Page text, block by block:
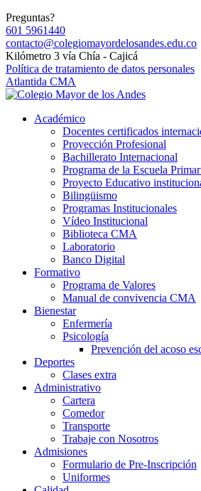
Preguntas?
601 5961440
contacto@colegiomayordelosandes.edu.co
Kilómetro 3 vía Chía - Cajicá
Política de tratamiento de datos personales
Atlantida CMA
Académico
Docentes certificados
Proyección Profesional
Bachillerato Internacional
Programa de la Escuela
Proyecto Educativo
Bilingüismo
Programas Institucionales
Vídeo Institucional
Biblioteca CMA
Laboratorio
Banco Digital
Formativo
Programa de Valores
Manual de convivencia CMA
Bienestar
Enfermería
Psicología
Prevención del acoso
Deportes
Clases extra
Administrativo
Cartera
Comedor
Transporte
Trabaje con Nosotros
Admisiones
Formulario de Pre-Inscripción
Uniformes